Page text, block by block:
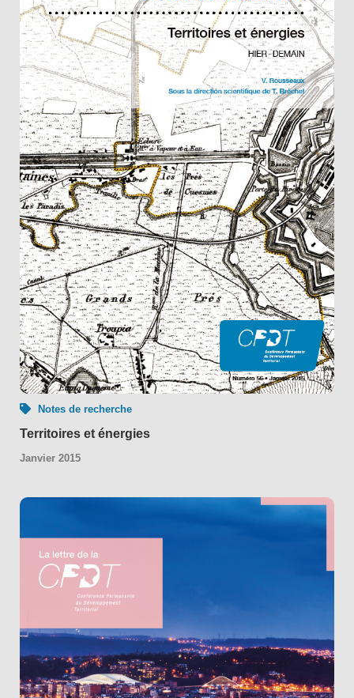
Notes de recherche
Territoires et énergies
Janvier 2015